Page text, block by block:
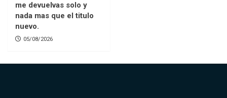
me devuelvas solo y
nada mas que el titulo
nuevo.
05/08/2026